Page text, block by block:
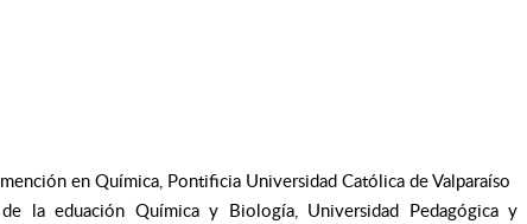
en Química, Pontificia Universidad Católica de Valparaíso
la eduación Química y Biología, Universidad Pedagógica y